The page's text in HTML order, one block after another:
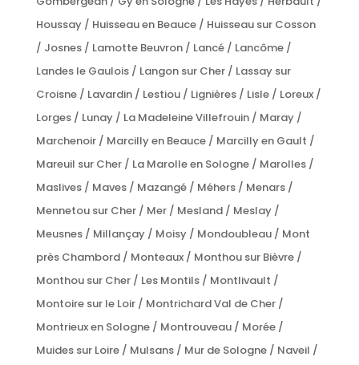
Houssay / Huisseau en Beauce / Huisseau sur Cosson
/ Josnes / Lamotte Beuvron / Lancé / Lancôme /
Landes le Gaulois / Langon sur Cher / Lassay sur
Croisne / Lavardin / Lestiou / Lignières / Lisle / Loreux /
Lorges / Lunay / La Madeleine Villefrouin / Maray /
Marchenoir / Marcilly en Beauce / Marcilly en Gault /
Mareuil sur Cher / La Marolle en Sologne / Marolles /
Maslives / Maves / Mazangé / Méhers / Menars /
Mennetou sur Cher / Mer / Mesland / Meslay /
Meusnes / Millançay / Moisy / Mondoubleau / Mont
près Chambord / Monteaux / Monthou sur Bièvre /
Monthou sur Cher / Les Montils / Montlivault /
Montoire sur le Loir / Montrichard Val de Cher /
Montrieux en Sologne / Montrouveau / Morée /
Muides sur Loire / Mulsans / Mur de Sologne / Naveil /